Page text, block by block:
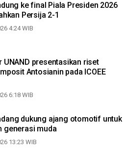
ke final Piala Presiden 2026
Persija 2-1
4:24 WIB
UNAND presentasikan riset
Antosianin pada ICOEE
6:18 WIB
dukung ajang otomotif untuk
generasi muda
13:23 WIB